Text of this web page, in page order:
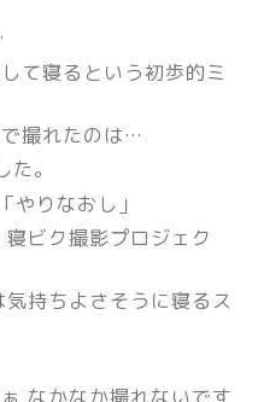
て寝るという初歩的ミ
撮れたのは…
。
やりなおし」
ビク撮影プロジェク
持ちよさそうに寝るス